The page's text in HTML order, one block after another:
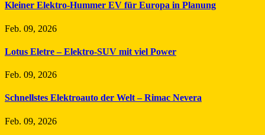
Kleiner Elektro-Hummer EV für Europa in Planung
Feb. 09, 2026
Lotus Eletre – Elektro-SUV mit viel Power
Feb. 09, 2026
Schnellstes Elektroauto der Welt – Rimac Nevera
Feb. 09, 2026